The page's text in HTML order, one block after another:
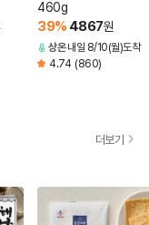
39% 4867원
460g
상온 내일 8/10(월)도착
4.74 (860)
더보기